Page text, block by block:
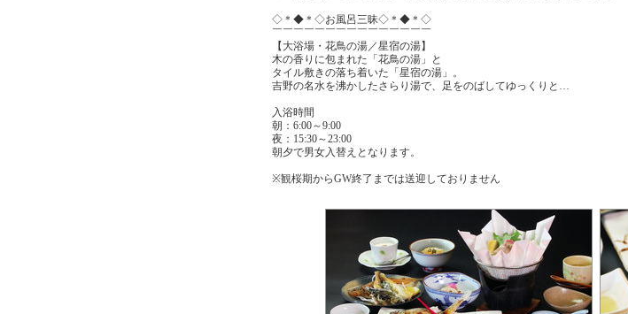
◇＊◆＊◇お風呂三昧◇＊◆＊◇
￣￣￣￣￣￣￣￣￣￣￣￣￣￣￣
【大浴場・花鳥の湯／星宿の湯】
木の香りに包まれた「花鳥の湯」と
タイル敷きの落ち着いた「星宿の湯」。
吉野の名水を沸かしたさらり湯で、足をのばしてゆっくりと…
入浴時間
朝：6:00～9:00
夜：15:30～23:00
朝夕で男女入替えとなります。
※観桜期からGW終了までは送迎しておりません